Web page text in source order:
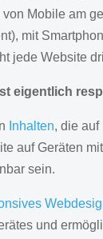
Mobile am
mit
jede Website
eigentlich
Inhalten, die
auf Geräten
sein.
und